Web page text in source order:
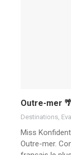
Outre-mer
Destinations,
Miss
Outre-mer.